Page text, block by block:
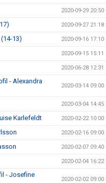
2020-09-29 20:50
2020-09-27 21:18
13) 2020-09-16 17:10
2020-09-15 15:11
2020-06-28 12:31
- Alexandra
2020-03-14 09:00
2020-03-04 14:45
Karlefeldt 2020-02-22 10:00
2020-02-16 09:00
2020-02-07 09:40
2020-02-04 16:22
- Josefine
2020-02-02 09:00